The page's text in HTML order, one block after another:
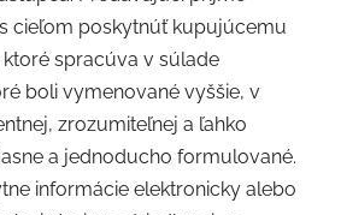
cieľom poskytnúť kupujúcemu
spracúva v súlade
boli vymenované vyššie, v
zrozumiteľnej a ľahko
a jednoducho formulované.
informácie elektronicky alebo